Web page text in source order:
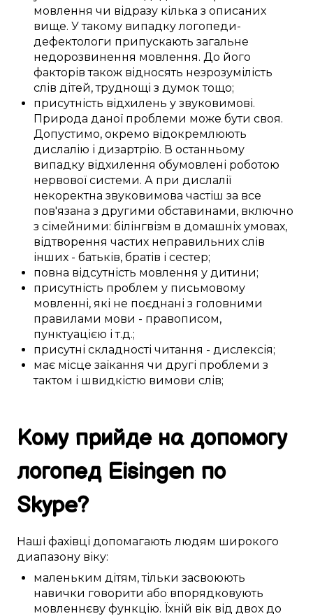
мовлення чи відразу кілька з описаних
вище. Утакому випадку логопеди-
дефектологи припускають загальне
недорозвинення мовлення. До його
факторів також відносять незрозумілість
слів дітей,труднощі з думок тощо;
присутність відхилень у звуковимові.
Природа даної проблеми може бути своя.
Допустимо, окремо відокремлюють
дислалію і дизартрію. В останньому
випадку відхилення обумовлені роботою
нервової системи. А при дислалії
некоректна звуковимова частіш за все
пов'язана з другими обставинами, включно
з сімейними: білінгвізм в домашніх умовах,
відтворення частих неправильних слів
інших - батьків, братів і сестер;
повна відсутність мовлення у дитини;
присутність проблем у письмовому
мовленні, які не поєднані з головними
правилами мови - правописом,
пунктуацією іт.д.;
присутні складності читання - дислексія;
має місце заїкання чи другі проблеми з
тактом і швидкістю вимови слів;
Кому прийде на допомогу
логопед Eisingen по
Skype?
Наші фахівці допомагають людям широкого
диапазону віку:
маленьким дітям,тільки засвоюють
навички говорити або впорядковують
мовленнєву функцію. Їхній вік від двох до